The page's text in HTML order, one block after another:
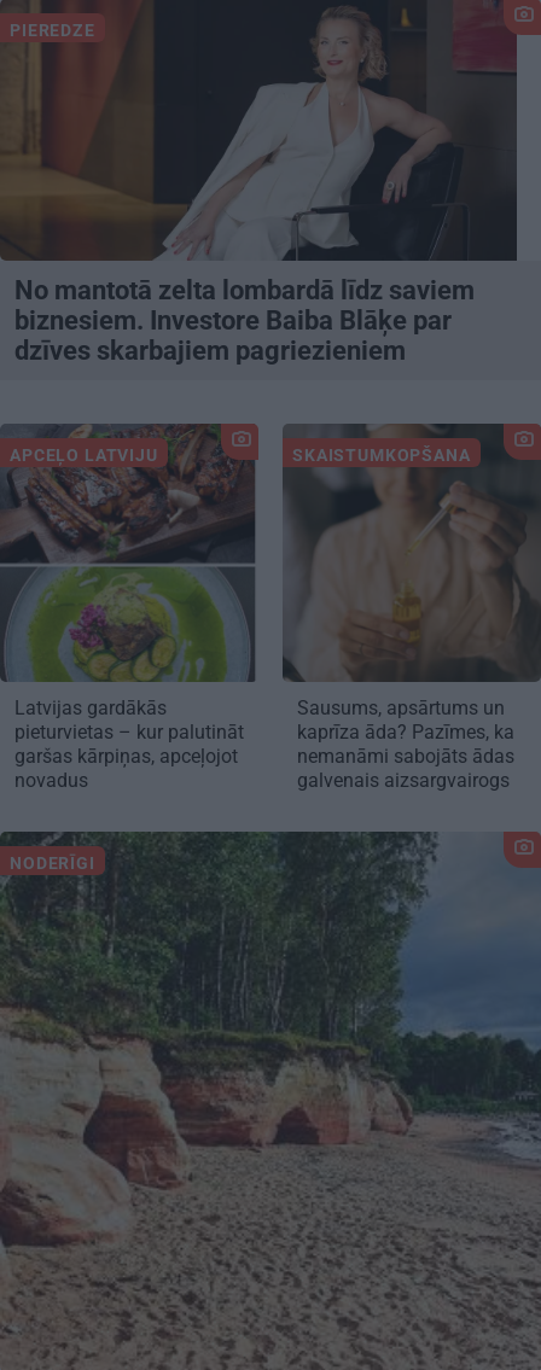
PIEREDZE
No mantotā zelta lombardā līdz saviem
biznesiem. Investore Baiba Blāķe par
dzīves skarbajiem pagriezieniem
APCEĻO LATVIJU
Latvijas gardākās
pieturvietas – kur palutināt
garšas kārpiņas, apceļojot
novadus
SKAISTUMKOPŠANA
Sausums, apsārtums un
kaprīza āda? Pazīmes, ka
nemanāmi sabojāts ādas
galvenais aizsargvairogs
NODERĪGI